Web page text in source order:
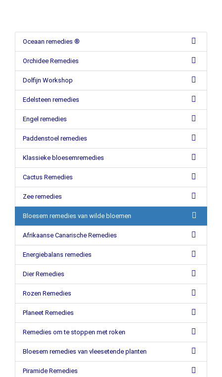
Oceaan remedies ®
Orchidee Remedies
Dolfijn Workshop
Edelsteen remedies
Engel remedies
Paddenstoel remedies
Klassieke bloesemremedies
Cactus Remedies
Zee remedies
Bloesem remedies van wilde bloemen
Afrikaanse Canarische Remedies
Energiebalans remedies
Dier Remedies
Rozen Remedies
Planeet Remedies
Remedies om te stoppen met roken
Bloesem remedies van vleesetende planten
Piramide Remedies